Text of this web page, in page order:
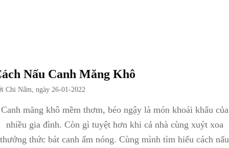
Nấu Canh Măng Khô
Chi Nấm , ngày 26-01-2022
Canh măng khô mềm thơm, béo ngậy là món khoái khẩu của
nhiều gia đình. Còn gì tuyệt hơn khi cả nhà cùng xuýt xoa
thưởng thức bát canh ấm nóng. Cùng mình tìm hiểu cách nấu